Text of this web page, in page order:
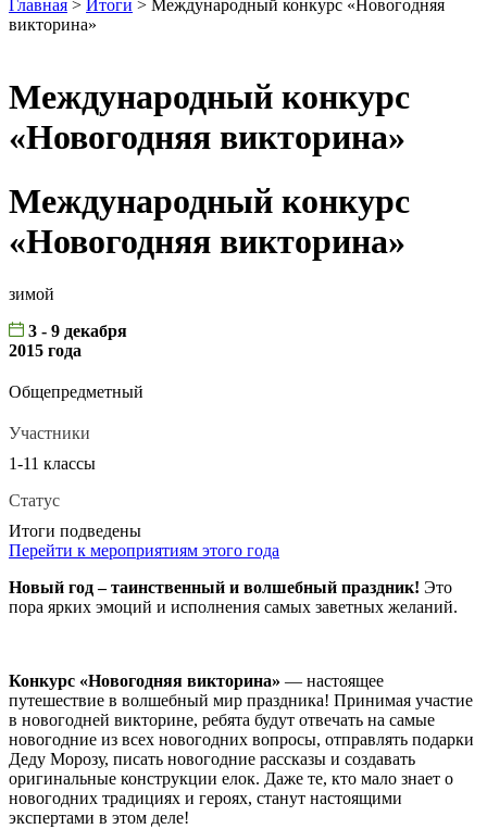
Главная > Итоги > Международный конкурс «Новогодняя
викторина»
Международный конкурс
«Новогодняя викторина»
Международный конкурс
«Новогодняя викторина»
зимой
3 - 9 декабря
2015 года
Общепредметный
Участники
1-11 классы
Статус
Итоги подведены
Перейти к мероприятиям этого года
Новый год – таинственный и волшебный праздник! Это
пора ярких эмоций и исполнения самых заветных желаний.
Конкурс «Новогодняя викторина» — настоящее
путешествие в волшебный мир праздника! Принимая участие
в новогодней викторине, ребята будут отвечать на самые
новогодние из всех новогодних вопросы, отправлять подарки
Деду Морозу, писать новогодние рассказы и создавать
оригинальные конструкции елок. Даже те, кто мало знает о
новогодних традициях и героях, станут настоящими
экспертами в этом деле!